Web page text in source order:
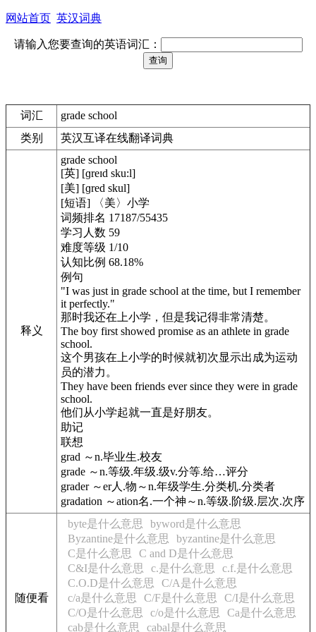
网站首页 英汉词典
请输入您要查询的英语词汇：
词汇
grade school
类别
英汉互译在线翻译词典
释义
grade school
[英] [ɡreɪd sku:l]
[美] [ɡred skul]
[短语] 〈美〉小学
词频排名 17187/55435
学习人数 59
难度等级 1/10
认知比例 68.18%
例句
"I was just in grade school at the time, but I remember
it perfectly."
那时我还在上小学，但是我记得非常清楚。
The boy first showed promise as an athlete in grade
school.
这个男孩在上小学的时候就初次显示出成为运动
员的潜力。
They have been friends ever since they were in grade
school.
他们从小学起就一直是好朋友。
助记
联想
grad ～n.毕业生.校友
grade ～n.等级.年级.级v.分等.给…评分
grader ～er人.物～n.年级学生.分类机.分类者
gradation ～ation名.一个神～n.等级.阶级.层次.次序
随便看
byte是什么意思
byword是什么意思
Byzantine是什么意思
byzantine是什么意思
C是什么意思
C and D是什么意思
C&I是什么意思
c.是什么意思
c.f.是什么意思
C.O.D是什么意思
C/A是什么意思
c/a是什么意思
C/F是什么意思
C/I是什么意思
C/O是什么意思
c/o是什么意思
Ca是什么意思
cab是什么意思
cabal是什么意思